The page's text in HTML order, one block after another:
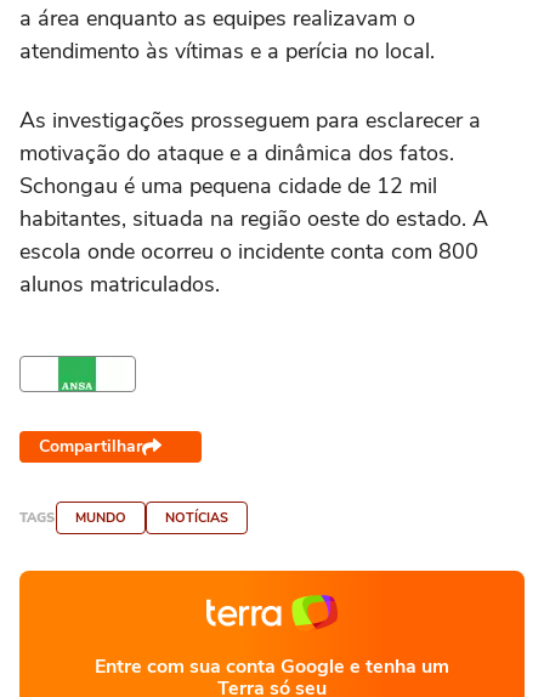
a área enquanto as equipes realizavam o
atendimento às vítimas e a perícia no local.
As investigações prosseguem para esclarecer a
motivação do ataque e a dinâmica dos fatos.
Schongau é uma pequena cidade de 12 mil
habitantes, situada na região oeste do estado. A
escola onde ocorreu o incidente conta com 800
alunos matriculados.
Compartilhar
TAGS MUNDO NOTÍCIAS
Entre com sua conta Google e tenha um
Terra só seu